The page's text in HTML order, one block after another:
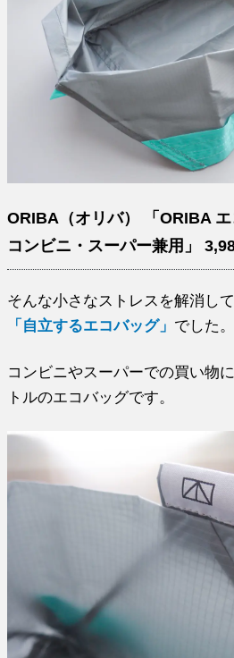
ORIBA（オリバ） 「ORIBA エ
コンビニ・スーパー兼用」
そんな小さなストレスを解消し
「自立するエコバッグ」 でした。
コンビニやスーパーでの買い物
トルのエコバッグです。